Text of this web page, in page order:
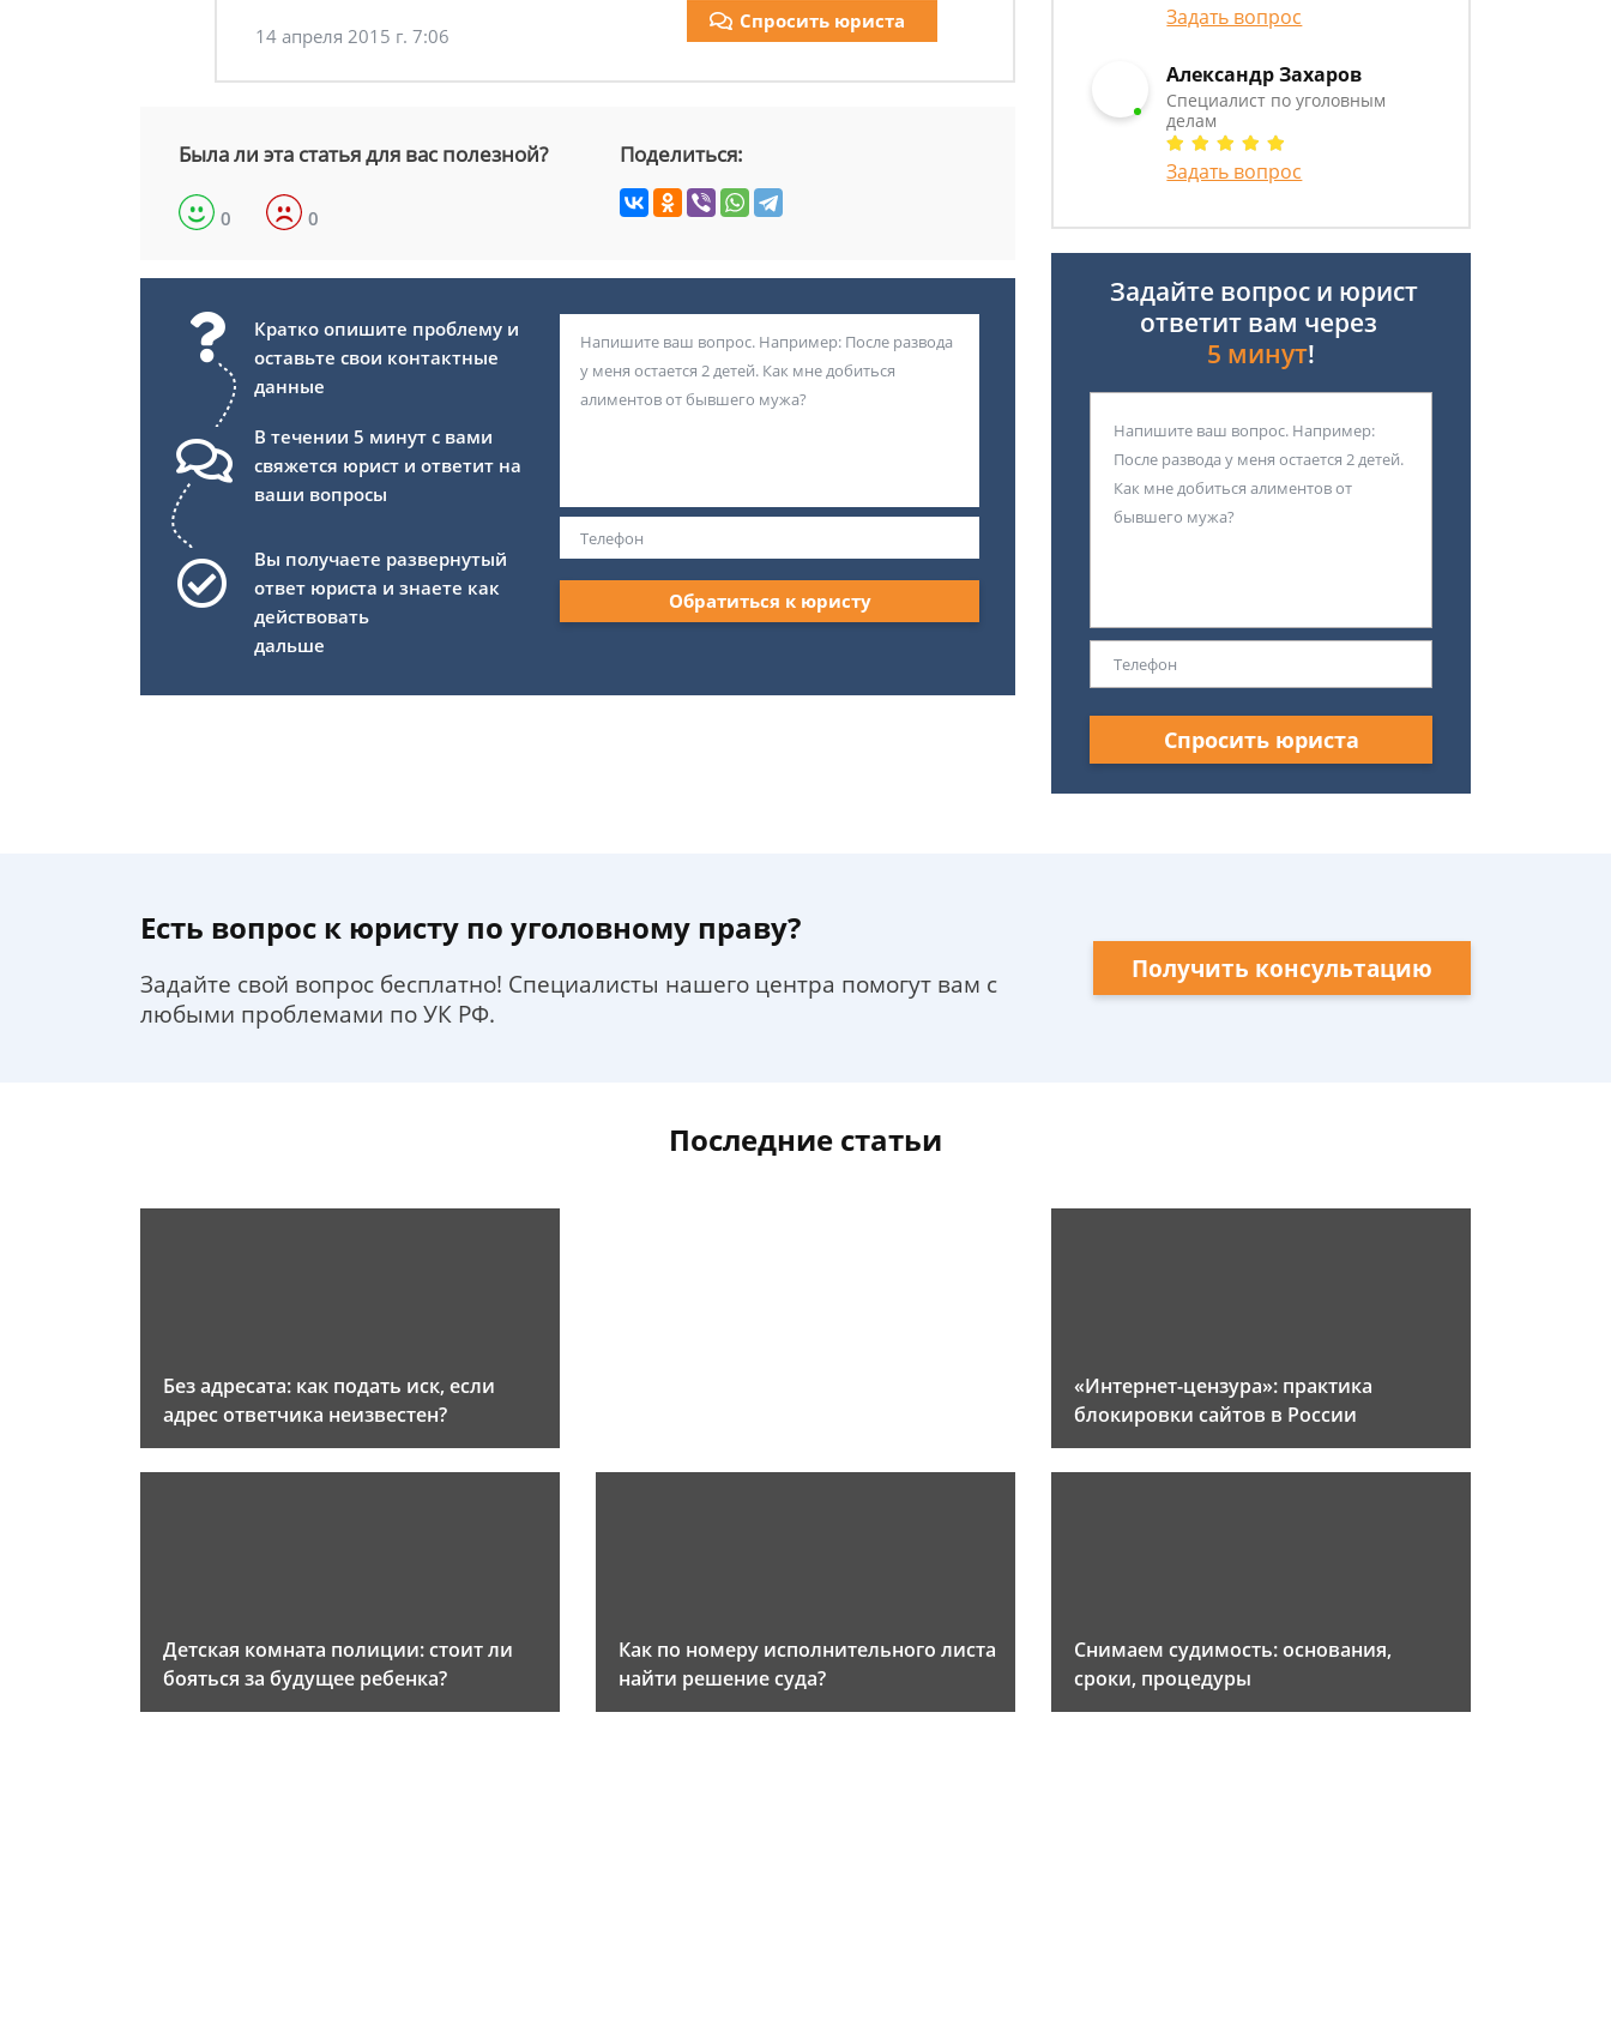
14 апреля 2015 г. 7:06
Спросить юриста
Была ли эта статья для вас полезной?
0 0
Поделиться:
Кратко опишите проблему и
оставьте свои контактные
данные
В течении 5 минут с вами
свяжется юрист и ответит на
ваши вопросы
Вы получаете развернутый
ответ юриста и знаете как
действовать
дальше
Обратиться к юристу
Задать вопрос
Александр Захаров
Специалист по уголовным
делам
Задать вопрос
Задайте вопрос и юрист
ответит вам через
5 минут!
Спросить юриста
Есть вопрос к юристу по уголовному праву?
Задайте свой вопрос бесплатно! Специалисты нашего центра помогут вам с
любыми проблемами по УК РФ.
Получить консультацию
Последние статьи
Без адресата: как подать иск, если
адрес ответчика неизвестен?
«Интернет-цензура»: практика
блокировки сайтов в России
Детская комната полиции: стоит ли
бояться за будущее ребенка?
Как по номеру исполнительного листа
найти решение суда?
Снимаем судимость: основания,
сроки, процедуры